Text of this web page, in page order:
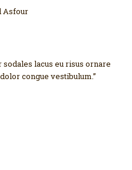
lacus eu risus ornare
congue vestibulum.”